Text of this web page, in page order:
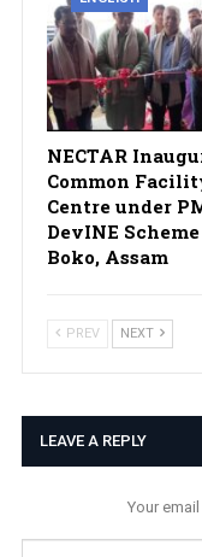
NECTAR
Common
Centre under
DevINE
Boko, Assam
PREV NEXT
LEAVE A REPLY
Your